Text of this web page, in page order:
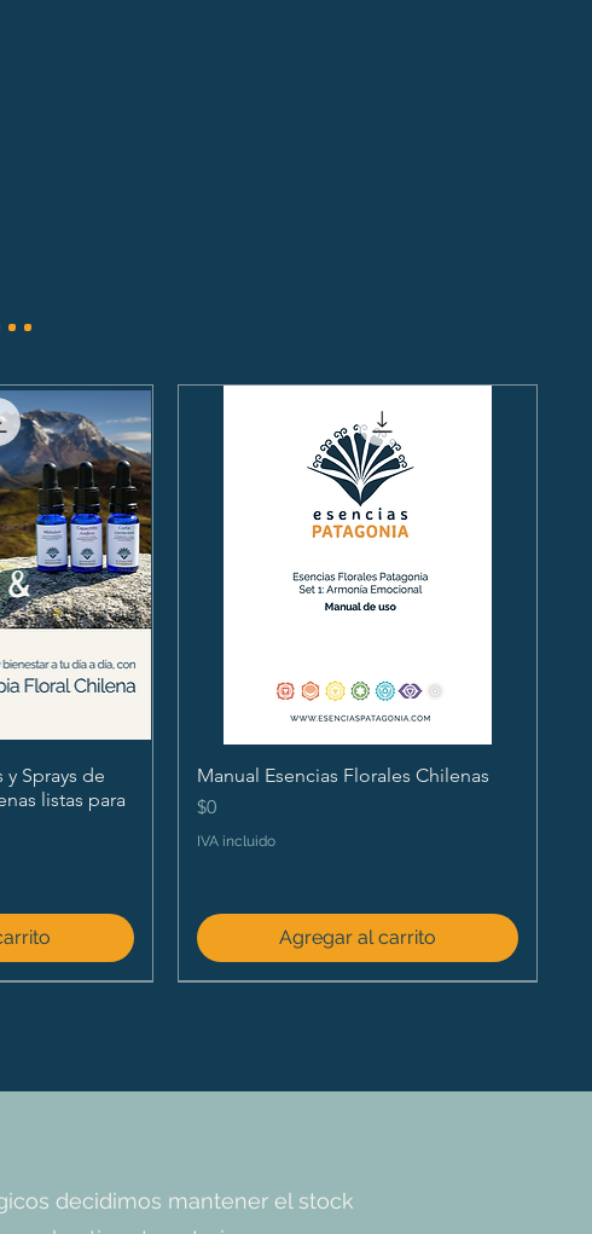
Sprays de
listas para
Manual Esencias Florales Chilenas
Precio
$0
IVA incluido
Agregar al carrito
decidimos mantener el stock